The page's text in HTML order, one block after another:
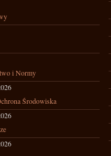
i Normy
Środowiska